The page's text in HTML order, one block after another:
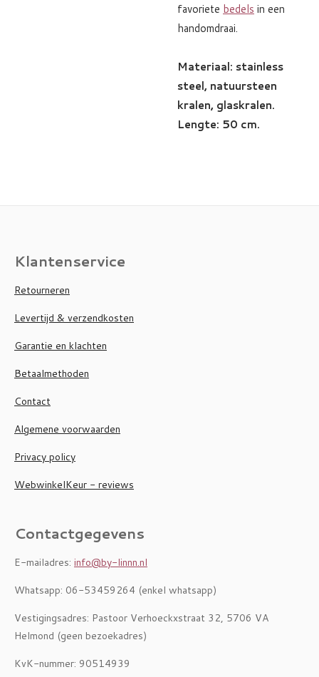
favoriete bedels in een
handomdraai.
Materiaal: stainless
steel, natuursteen
kralen, glaskralen.
Lengte: 50 cm.
Klantenservice
Retourneren
Levertijd & verzendkosten
Garantie en klachten
Betaalmethoden
Contact
Algemene voorwaarden
Privacy policy
WebwinkelKeur - reviews
Contactgegevens
E-mailadres: info@by-linnn.nl
Whatsapp: 06-53459264 (enkel whatsapp)
Vestigingsadres: Pastoor Verhoeckxstraat 32, 5706 VA
Helmond (geen bezoekadres)
KvK-nummer: 90514939